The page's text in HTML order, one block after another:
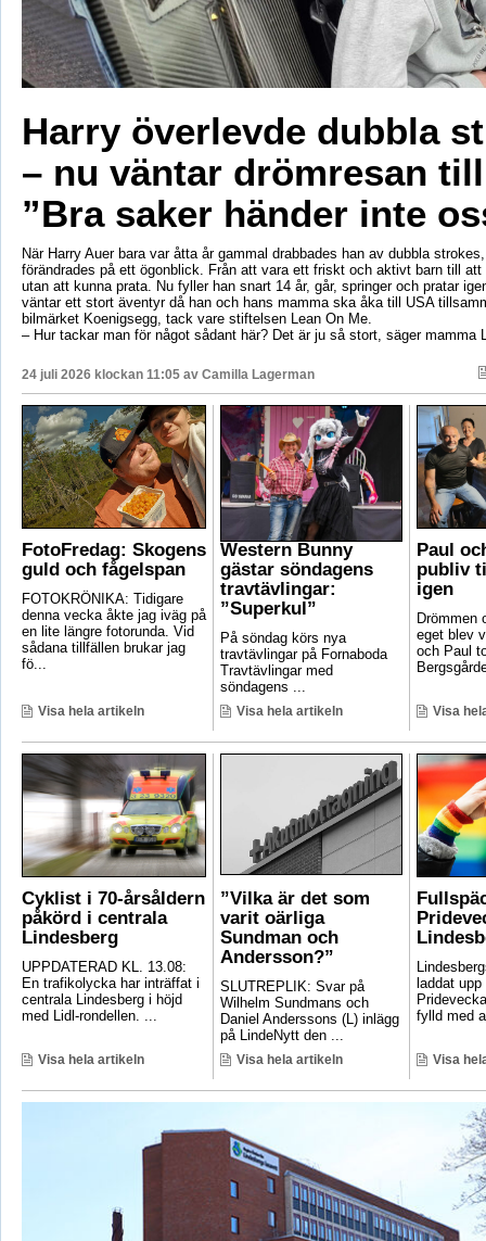
Harry överlevde dubbla
– nu väntar drömresan
”Bra saker händer inte
När Harry Auer bara var åtta år gammal drabbades han av dubbla
förändrades på ett ögonblick. Från att vara ett friskt och aktivt barn till
utan att kunna prata. Nu fyller han snart 14 år, går, springer och pratar
väntar ett stort äventyr då han och hans mamma ska åka till USA
bilmärket Koenigsegg, tack vare stiftelsen Lean On Me.
– Hur tackar man för något sådant här? Det är ju så stort, säger mamma
24 juli 2026 klockan 11:05 av Camilla Lagerman
FotoFredag: Skogens
guld och fågelspan
FOTOKRÖNIKA: Tidigare
denna vecka åkte jag iväg på
en lite längre fotorunda. Vid
sådana tillfällen brukar jag
fö...
Visa hela artikeln
Western Bunny
gästar söndagens
travtävlingar:
”Superkul”
På söndag körs nya
travtävlingar på Fornaboda
Travtävlingar med
söndagens ...
Visa hela artikeln
Paul
publiv
igen
Drömmen
eget blev
och Paul
Visa
Cyklist i 70-årsåldern
påkörd i centrala
Lindesberg
UPPDATERAD KL. 13.08:
En trafikolycka har inträffat i
centrala Lindesberg i höjd
med Lidl-rondellen. ...
Visa hela artikeln
”Vilka är det som
varit oärliga
Sundman och
Andersson?”
SLUTREPLIK: Svar på
Wilhelm Sundmans och
Daniel Anderssons (L) inlägg
på LindeNytt den ...
Visa hela artikeln
laddat
fylld med
Visa